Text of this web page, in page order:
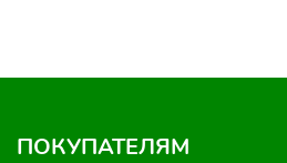
ПОКУПАТЕЛЯМ